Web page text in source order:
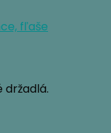
fľaše
držadlá.